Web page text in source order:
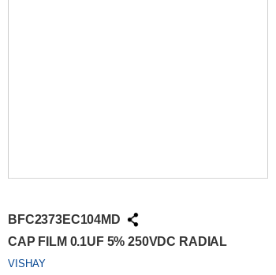
BFC2373EC104MD
CAP FILM 0.1UF 5% 250VDC RADIAL
VISHAY